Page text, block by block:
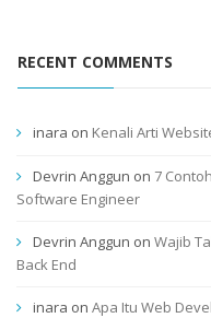
RECENT COMMENTS
inara on Kenali Arti
Devrin Anggun on 7
Software Engineer
Devrin Anggun on Wajib
Back End
inara on Apa Itu Web